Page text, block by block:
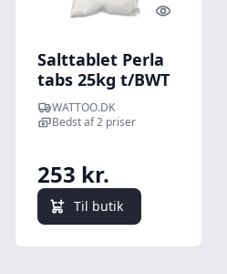
Quick look
Salttablet Perla
tabs 25kg t/BWT
anlg
WATTOO.DK
Bedst af 2 priser
253 kr.
Til butik